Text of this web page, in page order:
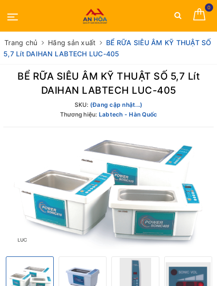
0
Trang chủ Hãng sản xuất
BỂ RỮA SIÊU ÂM KỸ THUẬT SỐ
5,7 Lít DAIHAN LABTECH LUC-405
BỂ RỮA SIÊU ÂM KỸ THUẬT SỐ 5,7 Lít
DAIHAN LABTECH LUC-405
SKU: (Đang cập nhật...)
Thương hiệu: Labtech - Hàn Quốc